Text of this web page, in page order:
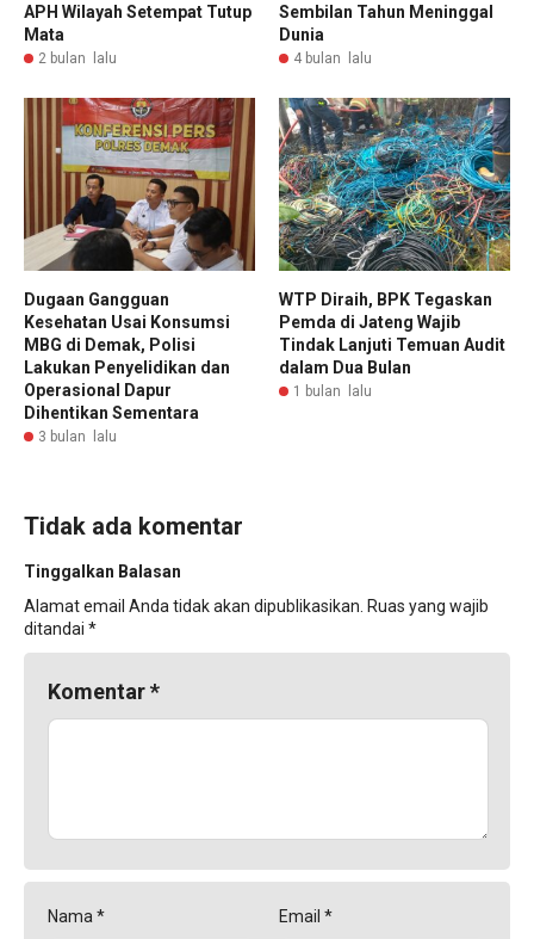
APH Wilayah Setempat Tutup
Mata
2 bulan lalu
Sembilan Tahun Meninggal
Dunia
4 bulan lalu
Dugaan Gangguan
Kesehatan Usai Konsumsi
MBG di Demak, Polisi
Lakukan Penyelidikan dan
Operasional Dapur
Dihentikan Sementara
3 bulan lalu
WTP Diraih, BPK Tegaskan
Pemda di Jateng Wajib
Tindak Lanjuti Temuan Audit
dalam Dua Bulan
1 bulan lalu
Tidak ada komentar
Tinggalkan Balasan
Alamat email Anda tidak akan dipublikasikan. Ruas yang wajib
ditandai *
Komentar*
Nama* Email *